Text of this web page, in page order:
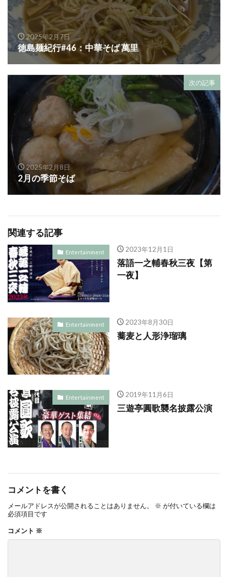
2025年2月7日
徳島麺紀行#46：中華そば 萬里
次の記事
2025年2月8日
2月の季節そば
関連する記事
Entertainment 2023年12月1日
落語一之輔春秋三夜【第
一夜】
Entertainment 2023年8月30日
蕎麦と人形浄瑠璃
Entertainment 2019年11月6日
三遊亭圓歌襲名披露公演
コメントを書く
メールアドレスが公開されることはありません。 ※ が付いている欄は
必須項目です
コメント ※